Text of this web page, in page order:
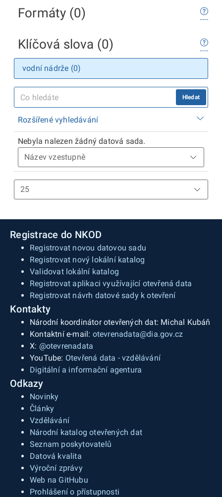
Formáty (0)
Klíčová slova (0)
vodní nádrže (0)
Hledat
Rozšířené vyhledávání
Nebyla nalezen žádný datová sada.
Registrace do NKOD
Registrovat novou datovou sadu
Registrovat nový lokální katalog
Validovat lokální katalog
Registrovat aplikaci využívající otevřená data
Registrovat návrh datové sady k otevření
Kontakty
Národní koordinátor otevřených dat: Michal Kubáň
Kontaktní e-mail: otevrenadata@dia.gov.cz
X: @otevrenadata
YouTube: Otevřená data - vzdělávání
Digitální a informační agentura
Odkazy
Novinky
Články
Vzdělávání
Národní katalog otevřených dat
Seznam poskytovatelů
Datová kvalita
Výroční zprávy
Web na GitHubu
Prohlášení o přístupnosti